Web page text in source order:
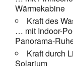
Wärmekabine
Kraft des
… mit Indoor-
Panorama-
Kraft durch
Solarium